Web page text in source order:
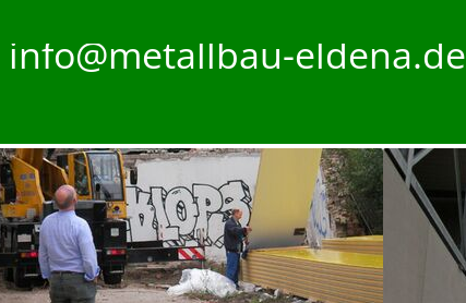
info@metallbau-eldena.de